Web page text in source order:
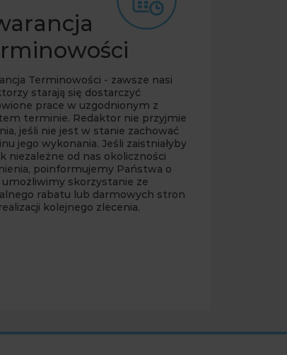
Terminowości - zawsze nasi
starają się dostarczyć
prace w uzgodnionym z
terminie. Redaktor nie przyjmie
jeśli nie jest w stanie zachować
jego wykonania. Jeśli zaistniałyby
niezależne od nas okoliczności
poinformujemy Państwa o
skorzystanie ze
rabatu lub darmowych stron
kolejnego zlecenia.